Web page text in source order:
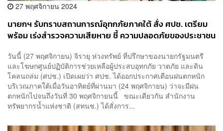
27 พฤศจิกายน 2024
นายกฯ รับทราบสถานการณ์อุทกภัยภาคใต้ สั่ง ศปช. เตรียม
พร้อม เร่งสำรวจความเสียหาย ชี้ ความปลอดภัยของประชาชน
วันนี้ (27 พฤศจิกายน) จิรายุ ห่วงทรัพย์ ที่ปรึกษาของนายกรัฐมนตรี
และโฆษกศูนย์ปฏิบัติการช่วยเหลือผู้ประสบอุทกภัย วาตภัย และดิน
โคลนถล่ม (ศปช.) เปิดเผยว่า ศปช. ได้ออกประกาศเตือนฝนตกหนัก
บริเวณภาคใต้เมื่อวันอาทิตย์ที่ผ่านมา (24 พฤศจิกายน) ว่าจะมีฝน
ตกหนักไปจนถึงวันที่ 30 พฤศจิกายนนี้ ขณะเดียวกัน สำนักงาน
ทรัพยากรน้ำแห่งชาติ (สทนช.) ได้สั่งการ...